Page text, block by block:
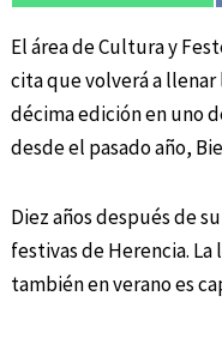
El área de Cultura y
cita que volverá a
décima edición en uno
desde el pasado año,
Diez años después de
festivas de Herencia.
también en verano es